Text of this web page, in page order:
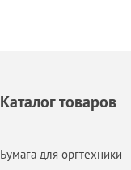
Каталог товаров
Бумага для оргтехники